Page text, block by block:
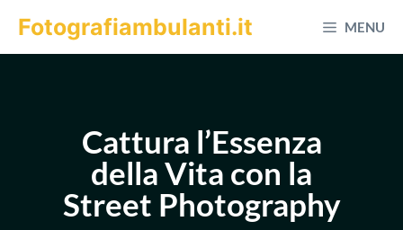
Fotografiambulanti.it MENU
Cattura l’Essenza
della Vita con la
Street Photography